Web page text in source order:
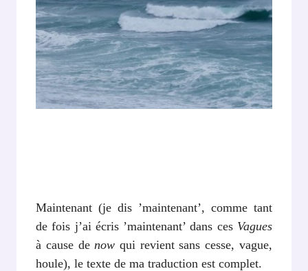
Maintenant (je dis ’maintenant’, comme tant
de fois j’ai écris ’maintenant’ dans ces Vagues
à cause de now qui revient sans cesse, vague,
houle), le texte de ma traduction est complet.